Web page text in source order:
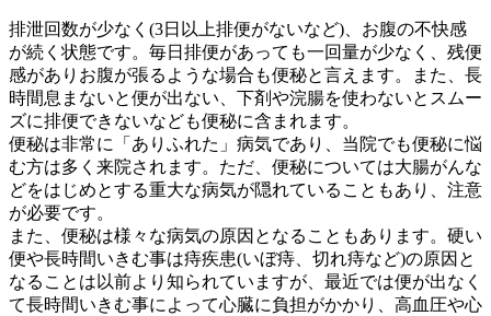
排泄回数が少なく(3日以上排便がないなど)、お腹の不快感
が続く状態です。毎日排便があっても一回量が少なく、残便
感がありお腹が張るような場合も便秘と言えます。また、長
時間息まないと便が出ない、下剤や浣腸を使わないとスムー
ズに排便できないなども便秘に含まれます。
便秘は非常に「ありふれた」病気であり、当院でも便秘に悩
む方は多く来院されます。ただ、便秘については大腸がんな
どをはじめとする重大な病気が隠れていることもあり、注意
が必要です。
また、便秘は様々な病気の原因となることもあります。硬い
便や長時間いきむ事は痔疾患(いぼ痔、切れ痔など)の原因と
なることは以前より知られていますが、最近では便が出なく
て長時間いきむ事によって心臓に負担がかかり、高血圧や心